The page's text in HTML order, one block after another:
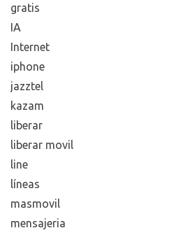
gratis
IA
Internet
iphone
jazztel
kazam
liberar
liberar movil
line
líneas
masmovil
mensajeria